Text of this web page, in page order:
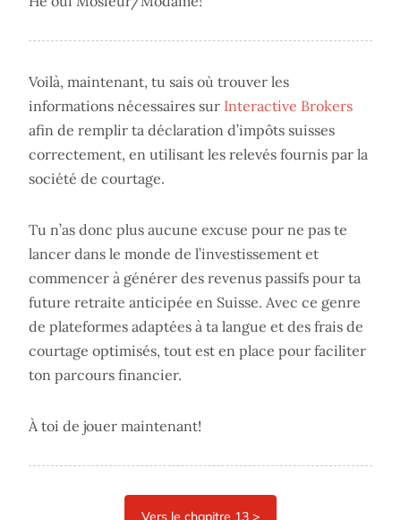
Voilà, maintenant, tu sais où trouver les
informations nécessaires sur Interactive Brokers
afin de remplir ta déclaration d’impôts suisses
correctement, en utilisant les relevés fournis par la
société de courtage.
Tu n’as donc plus aucune excuse pour ne pas te
lancer dans le monde de l’investissement et
commencer à générer des revenus passifs pour ta
future retraite anticipée en Suisse. Avec ce genre
de plateformes adaptées à ta langue et des frais de
courtage optimisés, tout est en place pour faciliter
ton parcours financier.
À toi de jouer maintenant!